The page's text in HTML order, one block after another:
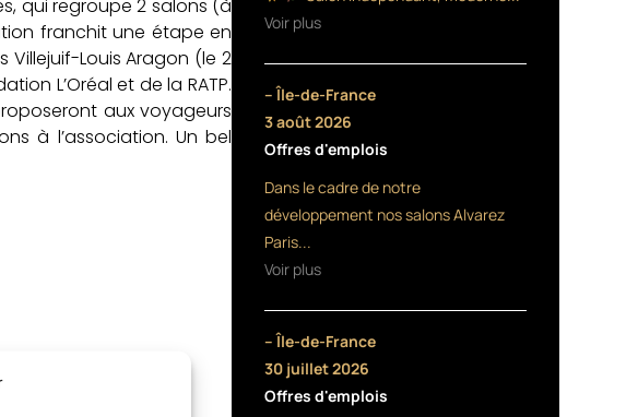
qui regroupe 2 salons (à
franchit une étape en
Louis Aragon (le 2
L’Oréal et de la RATP.
aux voyageurs
à l’association. Un bel
Voir plus
– Île-de-France
3 août 2026
Offres d'emplois
Dans le cadre de notre
développement nos salons Alvarez
Paris...
Voir plus
– Île-de-France
30 juillet 2026
Offres d'emplois